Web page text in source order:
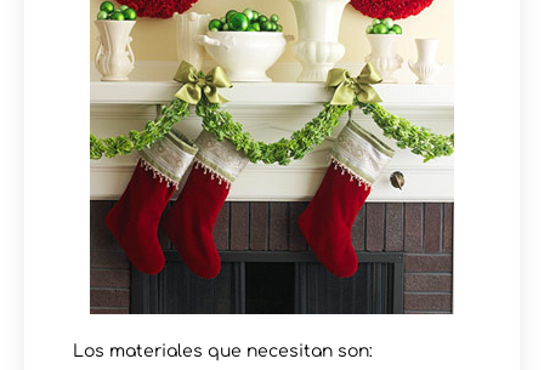
Los materiales que necesitan son: